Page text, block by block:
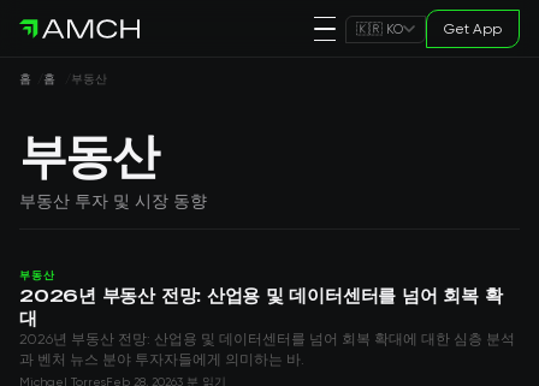
🇰🇷 KO Get App
홈 홈 부동산
부동산
부동산 투자 및 시장 동향
부동산
2026년 부동산 전망: 산업용 및 데이터센터를 넘어 회복 확
대
2026년 부동산 전망: 산업용 및 데이터센터를 넘어 회복 확대에 대한 심층 분석
과 벤처 뉴스 분야 투자자들에게 의미하는 바.
Michael TorresFeb 28, 20263 분 읽기